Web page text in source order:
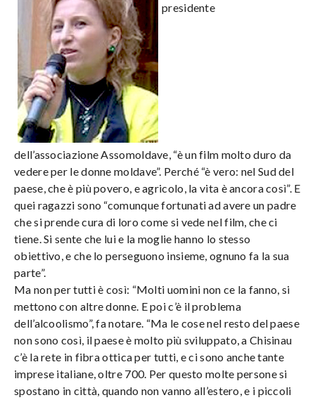
presidente
dell’associazione Assomoldave, “è un film molto duro da
vedere per le donne moldave”. Perché “è vero: nel Sud del
paese, che è più povero, e agricolo, la vita è ancora così”. E
quei ragazzi sono “comunque fortunati ad avere un padre
che si prende cura di loro come si vede nel film, che ci
tiene. Si sente che lui e la moglie hanno lo stesso
obiettivo, e che lo perseguono insieme, ognuno fa la sua
parte”.
Ma non per tutti è così: “Molti uomini non ce la fanno, si
mettono con altre donne. E poi c’è il problema
dell’alcoolismo”, fa notare. “Ma le cose nel resto del paese
non sono così, il paese è molto più sviluppato, a Chisinau
c’è la rete in fibra ottica per tutti, e ci sono anche tante
imprese italiane, oltre 700. Per questo molte persone si
spostano in città, quando non vanno all’estero, e i piccoli